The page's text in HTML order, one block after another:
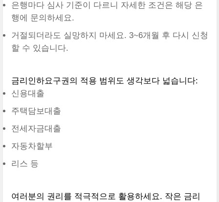
은행마다 심사 기준이 다르니 자세한 조건은 해당 은
행에 문의하세요.
거절되더라도 실망하지 마세요. 3~6개월 후 다시 신청
할 수 있습니다.
금리인하요구권의 적용 범위도 생각보다 넓습니다:
신용대출
주택담보대출
전세자금대출
자동차할부
리스 등
여러분의 권리를 적극적으로 활용하세요. 작은 금리